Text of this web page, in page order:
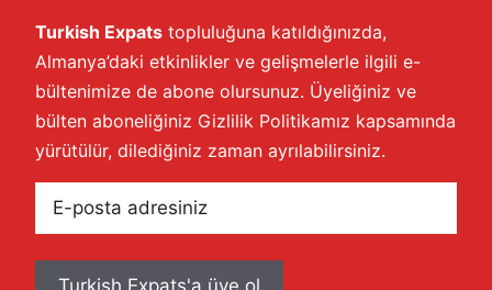
Turkish Expats topluluğuna katıldığınızda,
Almanya’daki etkinlikler ve gelişmelerle ilgili e-
bültenimize de abone olursunuz. Üyeliğiniz ve
bülten aboneliğiniz Gizlilik Politikamız kapsamında
yürütülür, dilediğiniz zaman ayrılabilirsiniz.
posta